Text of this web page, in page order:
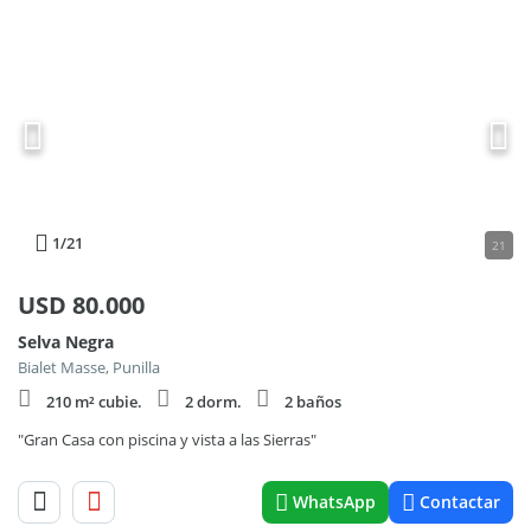
1/21 21
USD 80.000
Selva Negra
Bialet Masse, Punilla
210 m² cubie.
2 dorm.
2 baños
"Gran Casa con piscina y vista a las Sierras"
WhatsApp Contactar